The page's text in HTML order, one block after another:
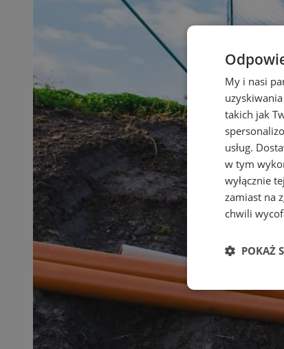
My i nasi
takich jak
usług.
w tym
wyłącznie
zamiast na
chwili
POKAŻ